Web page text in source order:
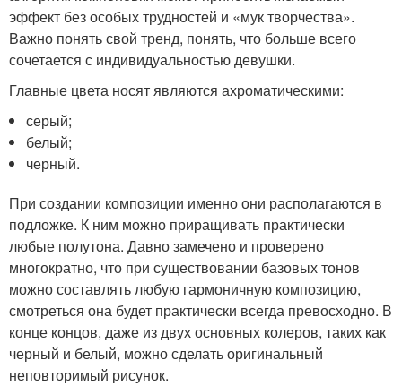
эффект без особых трудностей и «мук творчества».
Важно понять свой тренд, понять, что больше всего
сочетается с индивидуальностью девушки.
Главные цвета носят являются ахроматическими:
серый;
белый;
черный.
При создании композиции именно они располагаются в
подложке. К ним можно приращивать практически
любые полутона. Давно замечено и проверено
многократно, что при существовании базовых тонов
можно составлять любую гармоничную композицию,
смотреться она будет практически всегда превосходно. В
конце концов, даже из двух основных колеров, таких как
черный и белый, можно сделать оригинальный
неповторимый рисунок.